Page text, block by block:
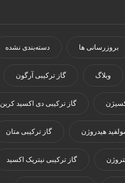
بروزرسانی ها دسته‌بندی نشده
وبلاگ گاز ترکیبی آرگون
گاز ترکیبی دی اکسید کربن
هیدروژن گاز ترکیبی متان
گاز ترکیبی نیتریک اکسید